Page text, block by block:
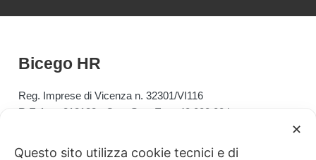
Bicego HR
Reg. Imprese di Vicenza n. 32301/VI116
R.E.A. n. 218138 - Cap. Soc. Euro 40.000,00 i.v.
✕
Questo sito utilizza cookie tecnici e di